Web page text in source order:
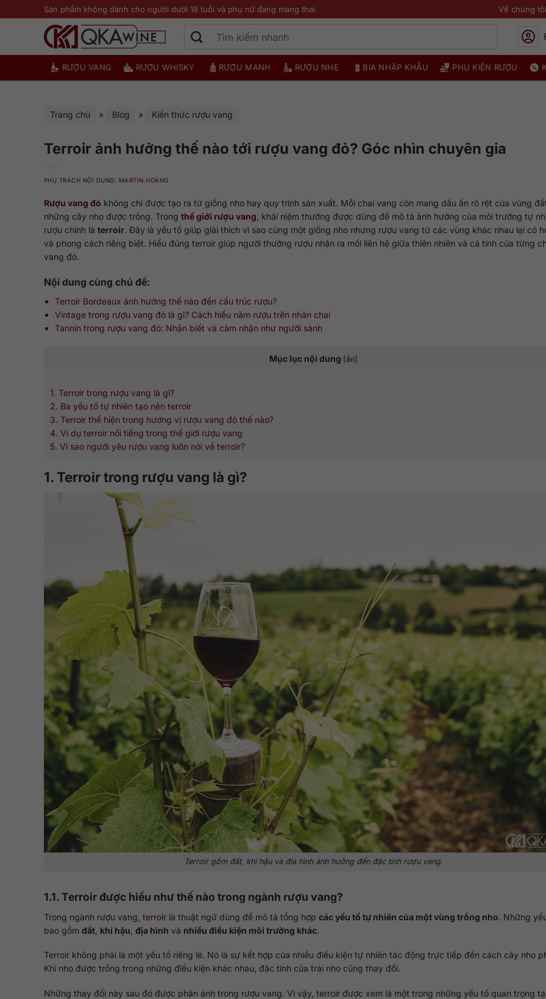
qua
Sản phẩm không dành cho người dưới 18 tuổi và phụ nữ đang mang thai. Về chúng tôi
RƯỢU VANG RƯỢU WHISKY RƯỢU MẠNH RƯỢU NHẸ BIA NHẬP KHẨU PHỤ KIỆN RƯỢU
Trang chủ » Blog » Kiến thức rượu vang
Terroir ảnh hưởng thế nào tới rượu vang đỏ? Góc nhìn chuyên gia
PHỤ TRÁCH NỘI DUNG: MARTIN HOANG
Rượu vang đỏ không chỉ được tạo ra từ giống nho hay quy trình sản xuất. Mỗi chai vang còn mang dấu ấn rõ rệt của vùng
những cây nho được trồng. Trong thế giới rượu vang , khái niệm thường được dùng để mô tả ảnh hưởng của môi trường tự
rượu chính là terroir. Đây là yếu tố giúp giải thích vì sao cùng một giống nho nhưng rượu vang từ các vùng khác nhau lại có
và phong cách riêng biệt. Hiểu đúng terroir giúp người thưởng rượu nhận ra mối liên hệ giữa thiên nhiên và cá tính của từng
vang đỏ.
Nội dung cùng chủ đề:
Terroir Bordeaux ảnh hưởng thế nào đến cấu trúc rượu?
Vintage trong rượu vang đỏ là gì? Cách hiểu năm rượu trên nhãn chai
Tannin trong rượu vang đỏ: Nhận biết và cảm nhận như người sành
Mục lục nội dung [ẩn]
1. Terroir trong rượu vang là gì?
2. Ba yếu tố tự nhiên tạo nên terroir
3. Terroir thể hiện trong hương vị rượu vang đỏ thế nào?
4. Ví dụ terroir nổi tiếng trong thế giới rượu vang
5. Vì sao người yêu rượu vang luôn nói về terroir?
1. Terroir trong rượu vang là gì?
Terroir gồm đất, khí hậu và địa hình ảnh hưởng đến đặc tính rượu vang.
1.1. Terroir được hiểu như thế nào trong ngành rượu vang?
Trong ngành rượu vang, terroir là thuật ngữ dùng để mô tả tổng hợp các yếu tố tự nhiên của một vùng trồng nho. Những
bao gồm đất khí hậu địa hình và nhiều điều kiện môi trường khác.
Terroir không phải là một yếu tố riêng lẻ. Nó là sự kết hợp của nhiều điều kiện tự nhiên tác động trực tiếp đến cách cây nho
Khi nho được trồng trong những điều kiện khác nhau, đặc tính của trái nho cũng thay đổi.
Những thay đổi này sau đó được phản ánh trong rượu vang. Vì vậy, terroir được xem là một trong những yếu tố quan trọng